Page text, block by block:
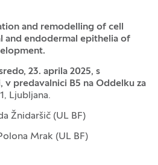
and remodelling of cell
and endodermal epithelia of
23. aprila 2025, s
v predavalnici B5 na Oddelku za
Ljubljana.
Žnidaršič (UL BF)
Mrak (UL BF)